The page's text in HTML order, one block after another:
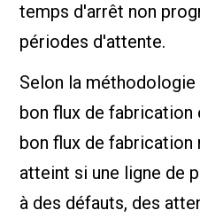
temps d'arrêt non
périodes d'attente.
Selon la méthodologie
bon flux de fabrication
bon flux de fabrication
atteint si une ligne de
à des défauts, des